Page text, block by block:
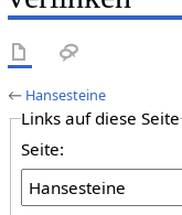
← Hansesteine
Links auf diese Seite
Seite: